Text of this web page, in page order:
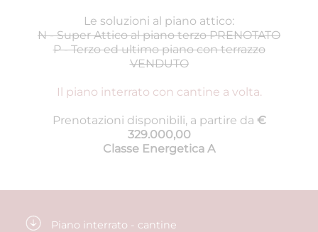
Piano interrato - cantine
Le soluzioni al piano attico:
N - Super Attico al piano terzo PRENOTATO
P - Terzo ed ultimo piano con terrazzo
VENDUTO
Il piano interrato con cantine a volta.
Prenotazioni disponibili, a partire da €
329.000,00
Classe Energetica A